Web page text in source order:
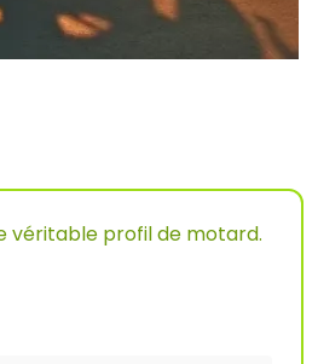
véritable profil de motard.